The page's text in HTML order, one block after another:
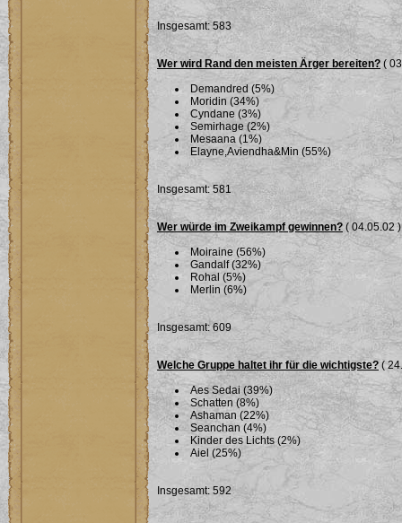
Insgesamt: 583
Wer wird Rand den meisten Ärger bereiten? (
Demandred (5%)
Moridin (34%)
Cyndane (3%)
Semirhage (2%)
Mesaana (1%)
Elayne,Aviendha&Min (55%)
Insgesamt: 581
Wer würde im Zweikampf gewinnen? ( 04.05.02 )
Moiraine (56%)
Gandalf (32%)
Rohal (5%)
Merlin (6%)
Insgesamt: 609
Welche Gruppe haltet ihr für die wichtigste? (
Aes Sedai (39%)
Schatten (8%)
Ashaman (22%)
Seanchan (4%)
Kinder des Lichts (2%)
Aiel (25%)
Insgesamt: 592